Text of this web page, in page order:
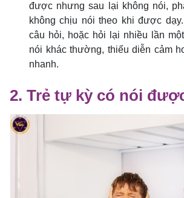
được nhưng sau lại không nói,
không chịu nói theo khi được
câu hỏi, hoặc hỏi lại nhiều lần
nói khác thường, thiếu diễn cảm
nhanh.
2. Trẻ tự kỳ có nói